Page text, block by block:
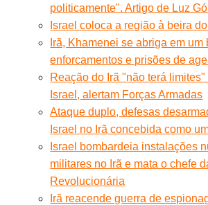
politicamente". Artigo de Luz
Israel coloca a região à beira
Irã, Khamenei se abriga em um
enforcamentos e prisões de
Reação do Irã "não terá
Israel, alertam Forças Armadas
Ataque duplo, defesas
Israel no Irã concebida como
Israel bombardeia instalações
militares no Irã e mata o chefe
Revolucionária
Irã reacende guerra de